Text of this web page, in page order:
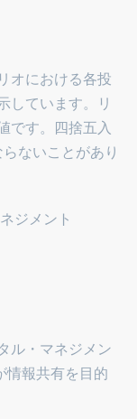
オにおける各投
しています。リ
です。四捨五入
ないことがあり
ジメント
ル・マネジメン
情報共有を目的